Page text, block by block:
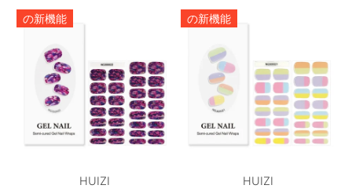
の新機能
HUIZI
の新機能
HUIZI